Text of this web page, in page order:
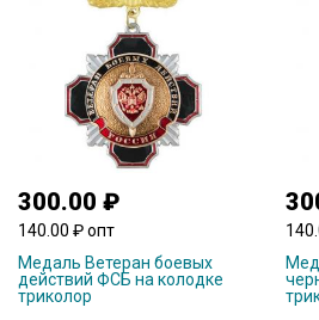
300.00 ₽
140.00 ₽ опт
Медаль Ветеран боевых
действий ФСБ на колодке
триколор